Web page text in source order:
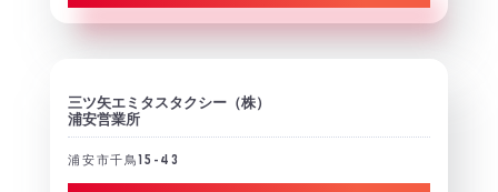
三ツ矢エミタスタクシー（株）
浦安営業所
浦安市千鳥15-43